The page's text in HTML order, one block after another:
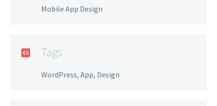
Mobile App Design
Tags
WordPress, App, Design